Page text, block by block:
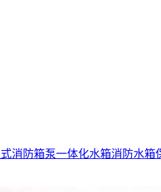
消防箱泵一体化水箱消防水箱